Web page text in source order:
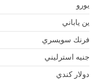
يورو
ين ياباني
فرنك سويسري
جنيه استرليني
دولار كندي